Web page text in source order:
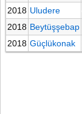
2018 Uludere
2018 Beytüşşebap
2018 Güçlükonak